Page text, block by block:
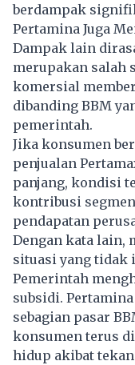
berdampak
Pertamina Juga
Dampak lain
merupakan salah
komersial
dibanding BBM
pemerintah.
Jika konsumen
penjualan
panjang, kondisi
kontribusi
pendapatan
Dengan kata lain,
situasi yang tidak
Pemerintah
subsidi.
sebagian pasar
konsumen terus
hidup akibat